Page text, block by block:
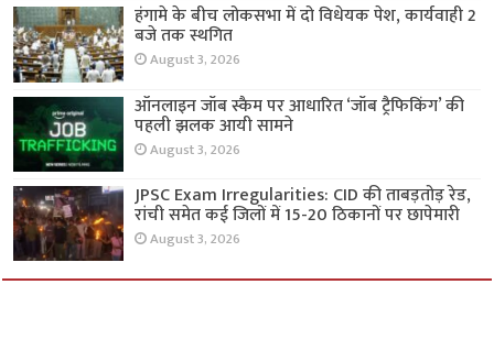
हंगामे के बीच लोकसभा में दो विधेयक पेश, कार्यवाही 2
बजे तक स्थगित
August 3, 2026
ऑनलाइन जॉब स्कैम पर आधारित ‘जॉब ट्रैफिकिंग’ की
पहली झलक आयी सामने
August 3, 2026
JPSC Exam Irregularities: CID की ताबड़तोड़ रेड,
रांची समेत कई जिलों में 15-20 ठिकानों पर छापेमारी
August 3, 2026